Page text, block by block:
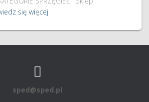
się więcej
sped@sped.pl